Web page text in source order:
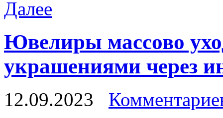
Далее
Ювелиры массово
украшениями через
12.09.2023